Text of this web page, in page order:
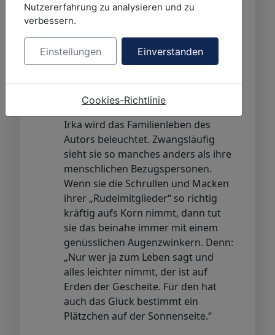
Quelle: -
Original Klappentext
Aus der Sicht der Blindenführhündin
Irka wird das Familienleben des
Autors beleuchtet. Zwangsläufig
sieht sie so manches anders als ihre
menschlichen Bezugspersonen.
Wenn sie die Schrullen und Macken
ihrer „Rudelmitglieder“ so richtig
kräftig aufs Korn nimmt, dann tut
sie das beinahe immer mit einem
genüsslichen Augenzwinkern. Denn:
„Nur wer ja zum Leben sagt und
alles leichter nimmt, der ist auf
Erden der Gescheite. Für den hat
auch das Glück bestimmt ein
Plätzchen auf der Sonnenseite.“
Nutzererfahrung zu analysieren und zu
verbessern.
Einstellungen Einverstanden
Cookies-Richtlinie